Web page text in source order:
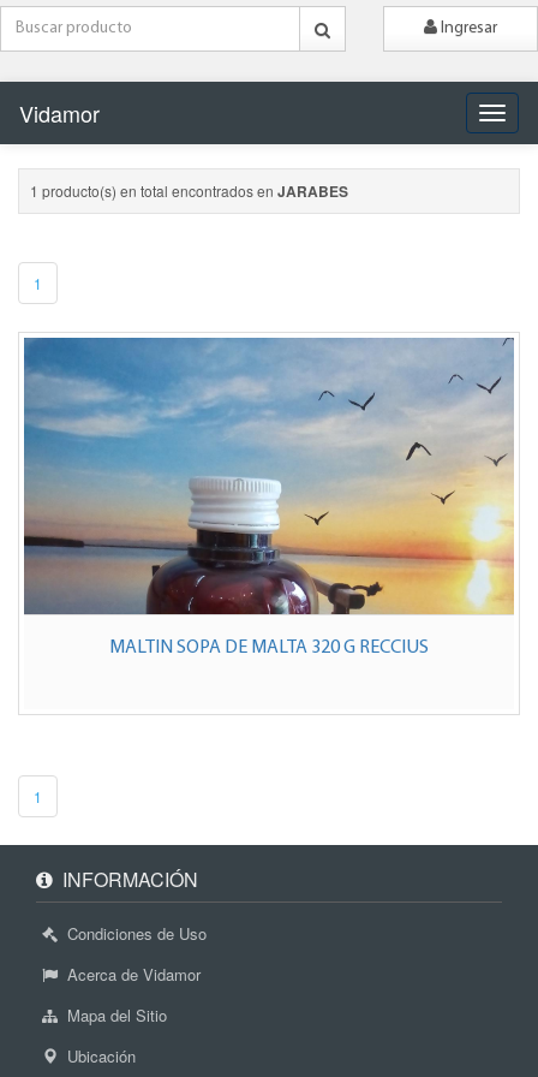
Ingresar
Vidamor
1 producto(s) en total encontrados en JARABES
1
MALTIN SOPA DE MALTA 320 G RECCIUS
1
INFORMACIÓN
Condiciones de Uso
Acerca de Vidamor
Mapa del Sitio
Ubicación